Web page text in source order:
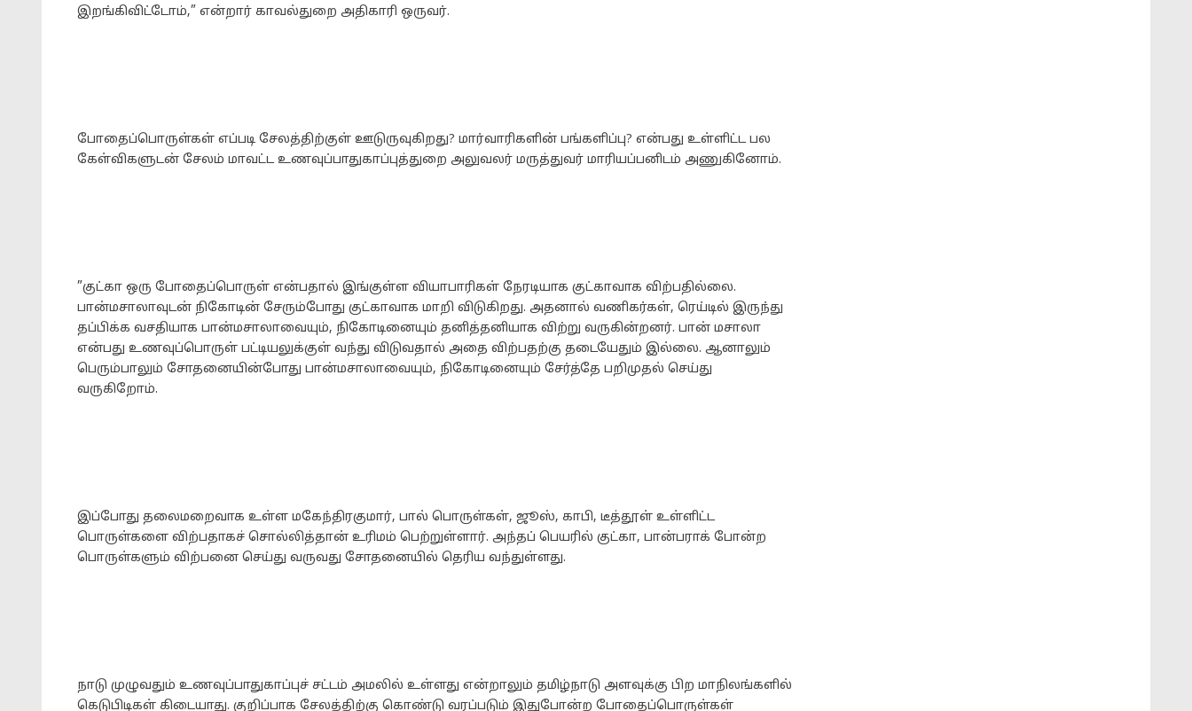
இறங்கிவிட்டோம்,” என்றார் காவல்துறை அதிகாரி ஒருவர்.
போதைப்பொருள்கள் எப்படி சேலத்திற்குள் ஊடுருவுகிறது? மார்வாரிகளின் பங்களிப்பு? என்பது உள்ளிட்ட பல
கேள்விகளுடன் சேலம் மாவட்ட உணவுப்பாதுகாப்புத்துறை அலுவலர் மருத்துவர் மாரியப்பனிடம் அணுகினோம்.
”குட்கா ஒரு போதைப்பொருள் என்பதால் இங்குள்ள வியாபாரிகள் நேரடியாக குட்காவாக விற்பதில்லை.
பான்மசாலாவுடன் நிகோடின் சேரும்போது குட்காவாக மாறி விடுகிறது. அதனால் வணிகர்கள், ரெய்டில் இருந்து
தப்பிக்க வசதியாக பான்மசாலாவையும், நிகோடினையும் தனித்தனியாக விற்று வருகின்றனர். பான் மசாலா
என்பது உணவுப்பொருள் பட்டியலுக்குள் வந்து விடுவதால் அதை விற்பதற்கு தடையேதும் இல்லை. ஆனாலும்
பெரும்பாலும் சோதனையின்போது பான்மசாலாவையும், நிகோடினையும் சேர்த்தே பறிமுதல் செய்து
வருகிறோம்.
இப்போது தலைமறைவாக உள்ள மகேந்திரகுமார், பால் பொருள்கள், ஜூஸ், காபி, டீத்தூள் உள்ளிட்ட
பொருள்களை விற்பதாகச் சொல்லித்தான் உரிமம் பெற்றுள்ளார். அந்தப் பெயரில் குட்கா, பான்பராக் போன்ற
பொருள்களும் விற்பனை செய்து வருவது சோதனையில் தெரிய வந்துள்ளது.
நாடு முழுவதும் உணவுப்பாதுகாப்புச் சட்டம் அமலில் உள்ளது என்றாலும் தமிழ்நாடு அளவுக்கு பிற மாநிலங்களில்
கெடுபிடிகள் கிடையாது. குறிப்பாக சேலத்திற்கு கொண்டு வரப்படும் இதுபோன்ற போதைப்பொருள்கள்